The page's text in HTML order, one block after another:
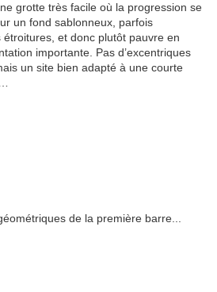
grotte très facile où la progression se
un fond sablonneux, parfois
et donc plutôt pauvre en
importante. Pas d’excentriques
un site bien adapté à une courte
de la première barre...